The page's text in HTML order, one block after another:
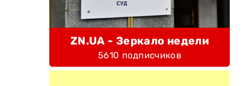
ZN.UA - Зеркало недели
5610 подписчиков